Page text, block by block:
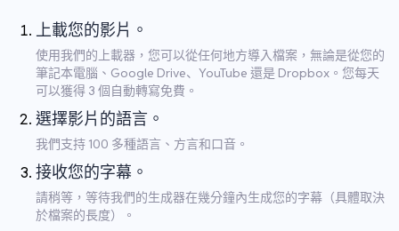
上載您的影片。
使用我們的上載器，您可以從任何地方導入檔案，無論是從您的
筆記本電腦、Google Drive、YouTube 還是 Dropbox。您每天
可以獲得 3 個自動轉寫免費。
選擇影片的語言。
我們支持 100 多種語言、方言和口音。
接收您的字幕。
請稍等，等待我們的生成器在幾分鐘內生成您的字幕（具體取決
於檔案的長度）。